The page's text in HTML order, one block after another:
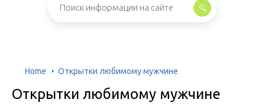
Home Открытки любимому мужчине
Открытки любимому мужчине